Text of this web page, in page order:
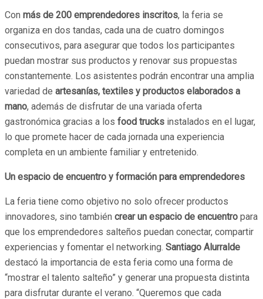
Con más de 200 emprendedores inscritos, la feria se
organiza en dos tandas, cada una de cuatro domingos
consecutivos, para asegurar que todos los participantes
puedan mostrar sus productos y renovar sus propuestas
constantemente. Los asistentes podrán encontrar una amplia
variedad de artesanías, textiles y productos elaborados a
mano, además de disfrutar de una variada oferta
gastronómica gracias a los food trucks instalados en el lugar,
lo que promete hacer de cada jornada una experiencia
completa en un ambiente familiar y entretenido.
Un espacio de encuentro y formación para emprendedores
La feria tiene como objetivo no solo ofrecer productos
innovadores, sino también crear un espacio de encuentro para
que los emprendedores salteños puedan conectar, compartir
experiencias y fomentar el networking. Santiago Alurralde
destacó la importancia de esta feria como una forma de
“mostrar el talento salteño” y generar una propuesta distinta
para disfrutar durante el verano. “Queremos que cada